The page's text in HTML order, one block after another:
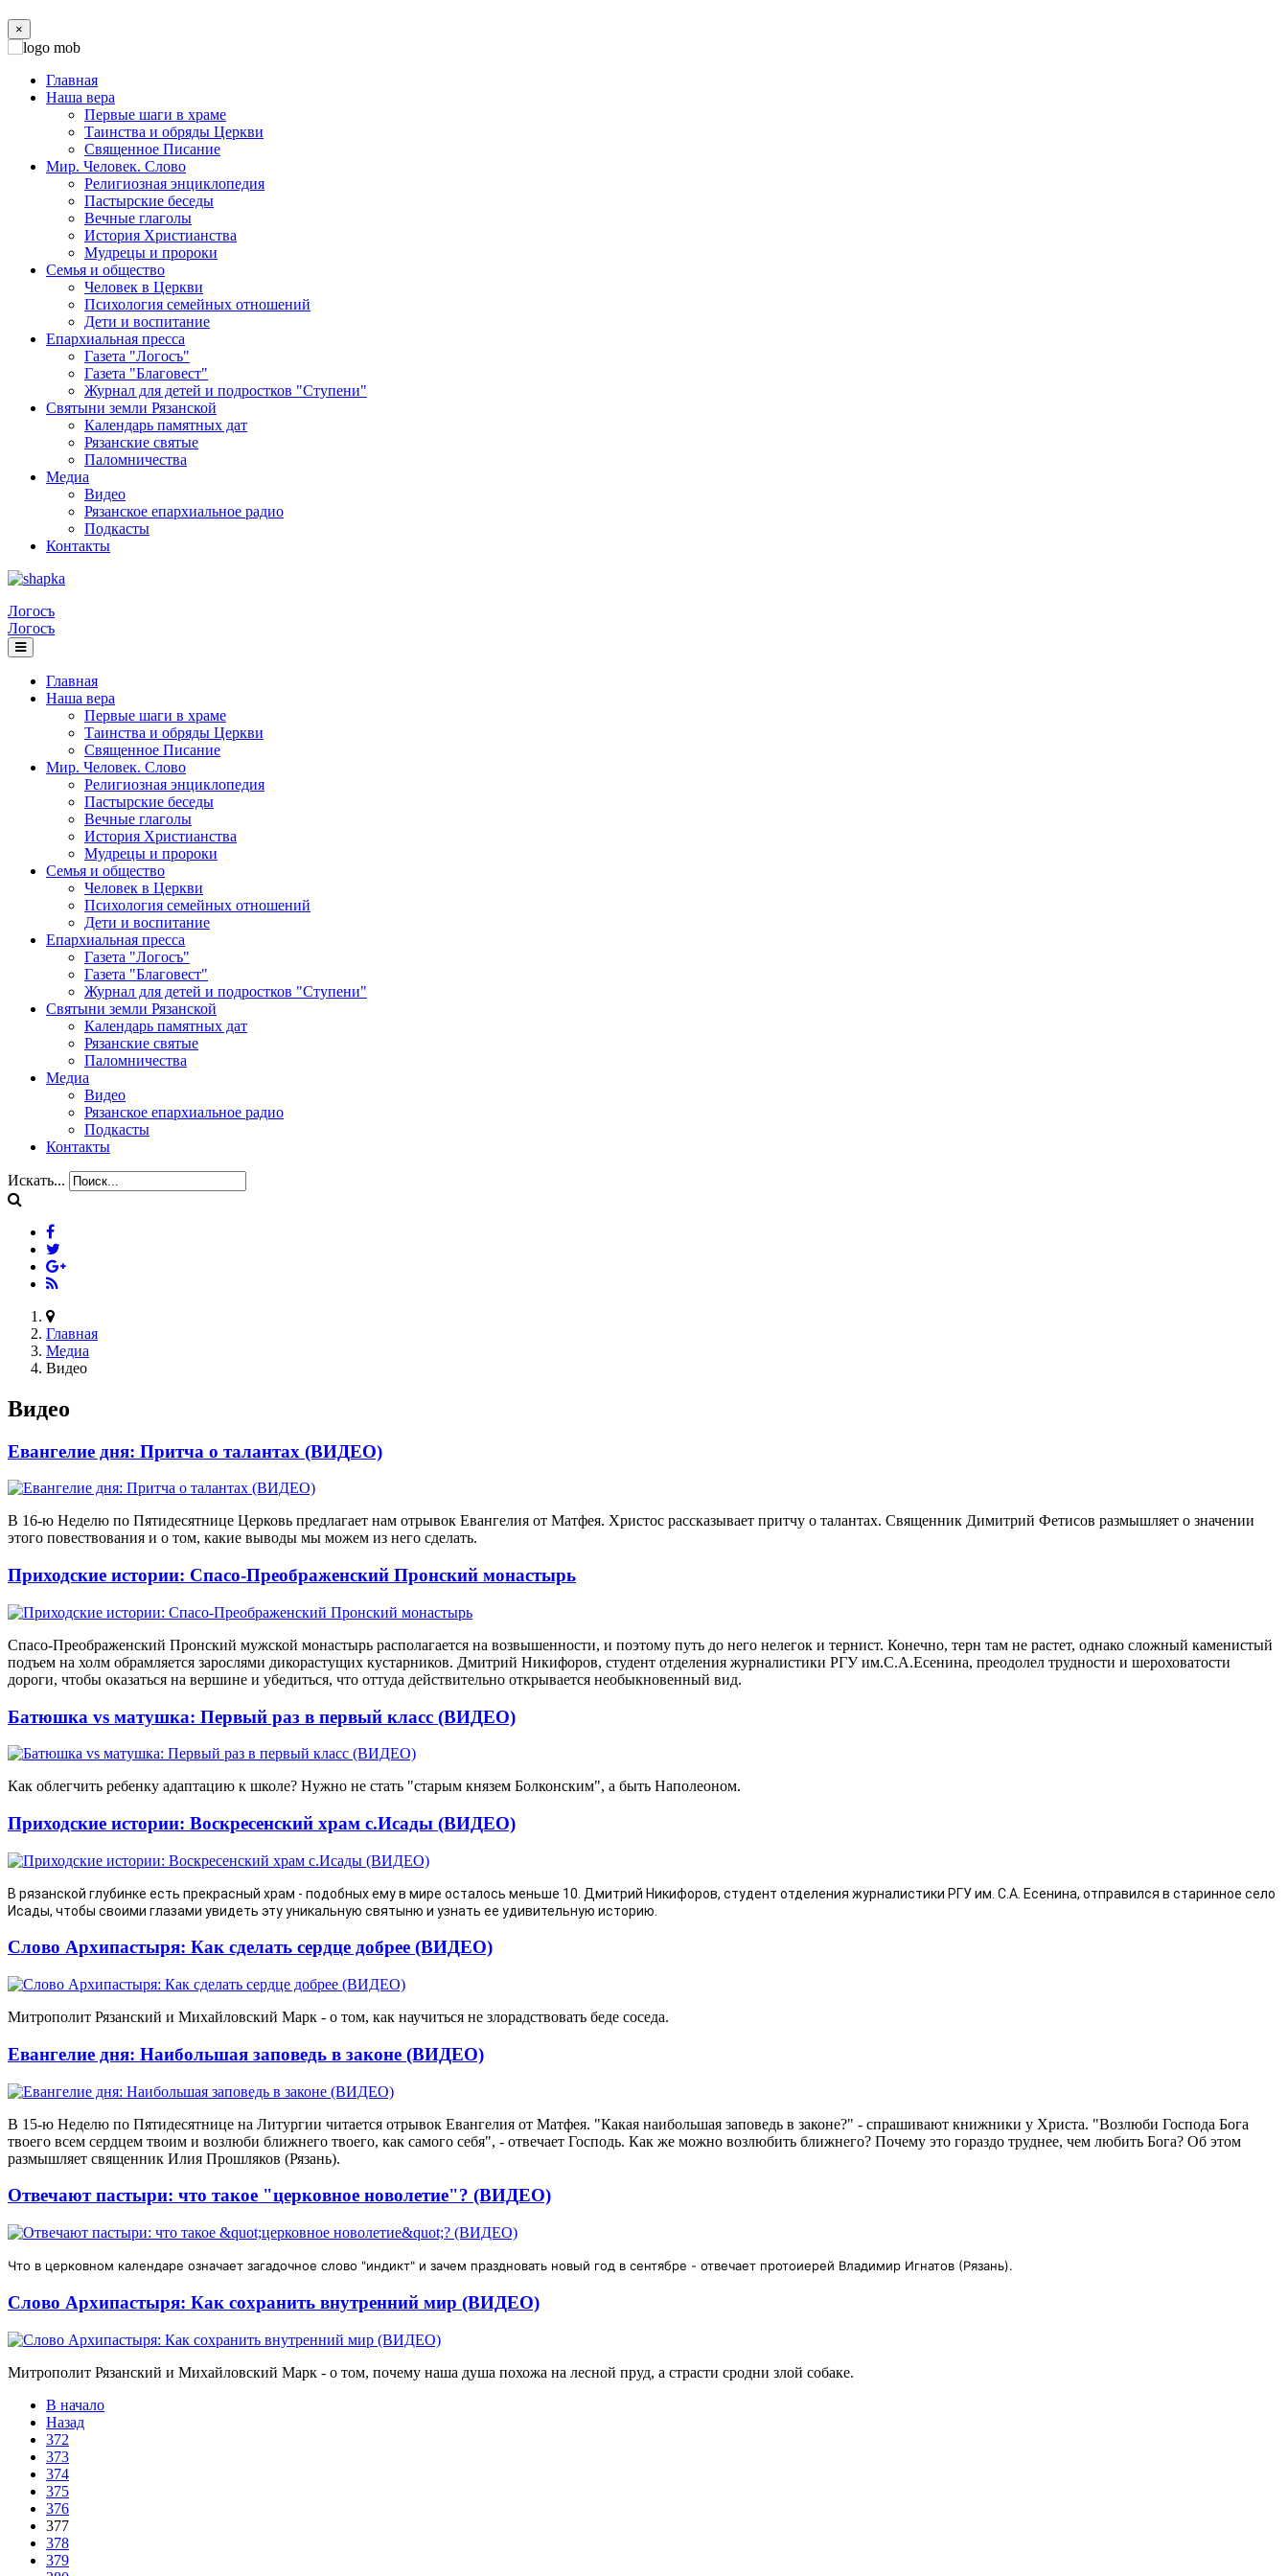
×
Главная
Наша вера
Первые шаги в храме
Таинства и обряды Церкви
Священное Писание
Мир. Человек. Слово
Религиозная энциклопедия
Пастырские беседы
Вечные глаголы
История Христианства
Мудрецы и пророки
Семья и общество
Человек в Церкви
Психология семейных отношений
Дети и воспитание
Епархиальная пресса
Газета "Логосъ"
Газета "Благовест"
Журнал для детей и подростков "Ступени"
Святыни земли Рязанской
Календарь памятных дат
Рязанские святые
Паломничества
Медиа
Видео
Рязанское епархиальное радио
Подкасты
Контакты
Логосъ
Логосъ
Главная
Наша вера
Первые шаги в храме
Таинства и обряды Церкви
Священное Писание
Мир. Человек. Слово
Религиозная энциклопедия
Пастырские беседы
Вечные глаголы
История Христианства
Мудрецы и пророки
Семья и общество
Человек в Церкви
Психология семейных отношений
Дети и воспитание
Епархиальная пресса
Газета "Логосъ"
Газета "Благовест"
Журнал для детей и подростков "Ступени"
Святыни земли Рязанской
Календарь памятных дат
Рязанские святые
Паломничества
Медиа
Видео
Рязанское епархиальное радио
Подкасты
Контакты
Искать...
Главная
Медиа
Видео
Видео
Евангелие дня: Притча о талантах (ВИДЕО)
В 16-ю Неделю по Пятидесятнице Церковь предлагает нам отрывок Евангелия от Матфея. Христос рассказывает притчу о талантах. Священник Димитрий Фетисов размышляет о значении
этого повествования и о том, какие выводы мы можем из него сделать.
Приходские истории: Спасо-Преображенский Пронский монастырь
Спасо-Преображенский Пронский мужской монастырь располагается на возвышенности, и поэтому путь до него нелегок и тернист. Конечно, терн там не растет, однако сложный каменистый
подъем на холм обрамляется зарослями дикорастущих кустарников. Дмитрий Никифоров, студент отделения журналистики РГУ им.С.А.Есенина, преодолел трудности и шероховатости
дороги, чтобы оказаться на вершине и убедиться, что оттуда действительно открывается необыкновенный вид.
Батюшка vs матушка: Первый раз в первый класс (ВИДЕО)
Как облегчить ребенку адаптацию к школе? Нужно не стать "старым князем Болконским", а быть Наполеоном.
Приходские истории: Воскресенский храм с.Исады (ВИДЕО)
В рязанской глубинке есть прекрасный храм - подобных ему в мире осталось меньше 10. Дмитрий Никифоров, студент отделения журналистики РГУ им. С.А. Есенина, отправился в старинное село
Исады, чтобы своими глазами увидеть эту уникальную святыню и узнать ее удивительную историю.
Слово Архипастыря: Как сделать сердце добрее (ВИДЕО)
Митрополит Рязанский и Михайловский Марк - о том, как научиться не злорадствовать беде соседа.
Евангелие дня: Наибольшая заповедь в законе (ВИДЕО)
В 15-ю Неделю по Пятидесятнице на Литургии читается отрывок Евангелия от Матфея. "Какая наибольшая заповедь в законе?" - спрашивают книжники у Христа. "Возлюби Господа Бога
твоего всем сердцем твоим и возлюби ближнего твоего, как самого себя", - отвечает Господь. Как же можно возлюбить ближнего? Почему это гораздо труднее, чем любить Бога? Об этом
размышляет священник Илия Прошляков (Рязань).
Отвечают пастыри: что такое "церковное новолетие"? (ВИДЕО)
Что в церковном календаре означает загадочное слово "индикт" и зачем праздновать новый год в сентябре - отвечает протоиерей Владимир Игнатов (Рязань).
Слово Архипастыря: Как сохранить внутренний мир (ВИДЕО)
Митрополит Рязанский и Михайловский Марк - о том, почему наша душа похожа на лесной пруд, а страсти сродни злой собаке.
В начало
Назад
372
373
374
375
376
377
378
379